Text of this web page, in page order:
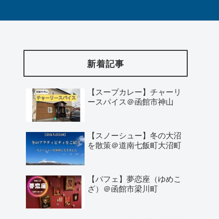
新着記事
【スープカレー】チャーリ
ースパイス＠函館市神山
【スノーシュー】冬の大沼
を散策＠道南七飯町大沼町
【パフェ】夢恋座（ゆめこ
ざ）＠函館市梁川町